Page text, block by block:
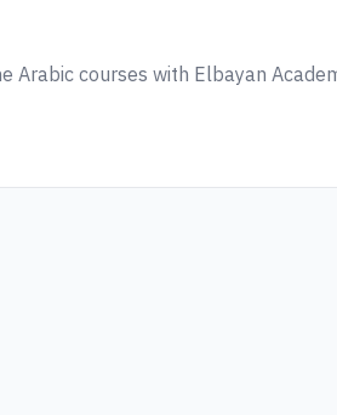
Arabic courses with Elbayan